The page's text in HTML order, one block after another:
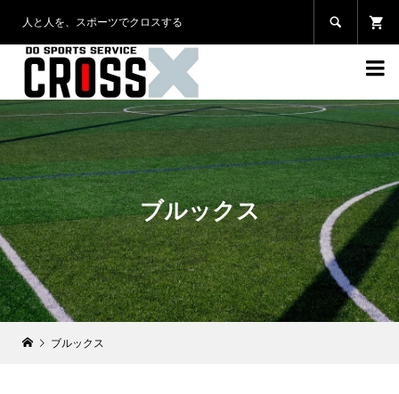
人と人を、スポーツでクロスする 

ブルックス
ブルックス